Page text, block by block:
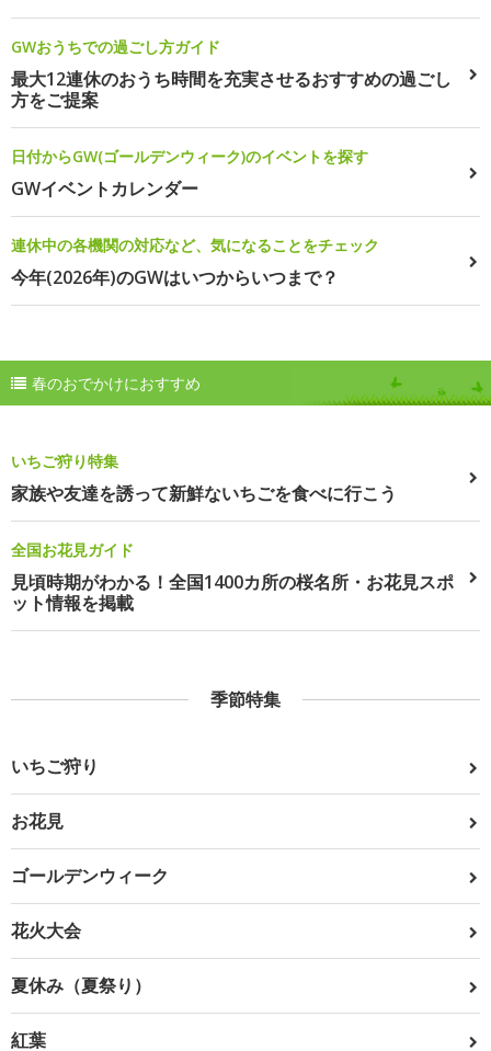
GWおうちでの過ごし方ガイド
最大12連休のおうち時間を充実させるおすすめの過ごし
方をご提案
日付からGW(ゴールデンウィーク)のイベントを探す
GWイベントカレンダー
連休中の各機関の対応など、気になることをチェック
今年(2026年)のGWはいつからいつまで？
春のおでかけにおすすめ
いちご狩り特集
家族や友達を誘って新鮮ないちごを食べに行こう
全国お花見ガイド
見頃時期がわかる！全国1400カ所の桜名所・お花見スポ
ット情報を掲載
季節特集
いちご狩り
お花見
ゴールデンウィーク
花火大会
夏休み（夏祭り）
紅葉